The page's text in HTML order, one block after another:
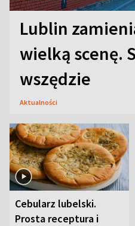
Lublin
wielką scenę.
wszędzie
Aktualności
Cebularz lubelski.
Prosta receptura i